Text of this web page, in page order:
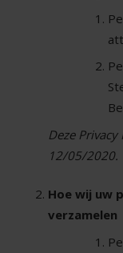
Deze
12/05/2020.
Hoe wij uw
verzamelen